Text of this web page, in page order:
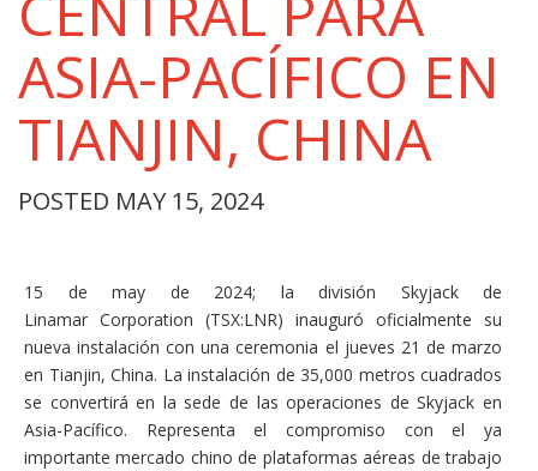
ASIA-PACÍFICO EN
TIANJIN, CHINA
POSTED MAY 15, 2024
15 de may de 2024; la división Skyjack de
Linamar Corporation (TSX:LNR) inauguró oficialmente su
nueva instalación con una ceremonia el jueves 21 de marzo
en Tianjin, China. La instalación de 35,000 metros cuadrados
se convertirá en la sede de las operaciones de Skyjack en
Asia-Pacífico. Representa el compromiso con el ya
importante mercado chino de plataformas aéreas de trabajo